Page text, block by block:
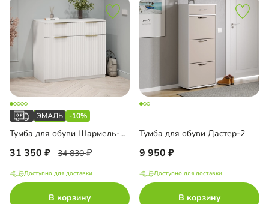
-10%
Тумба для обуви Шармель-2 Лайф Эмаль
31 350 34 830
Доступно для доставки
В корзину
Тумба для обуви Дастер-2
9 950
Доступно для доставки
В корзину